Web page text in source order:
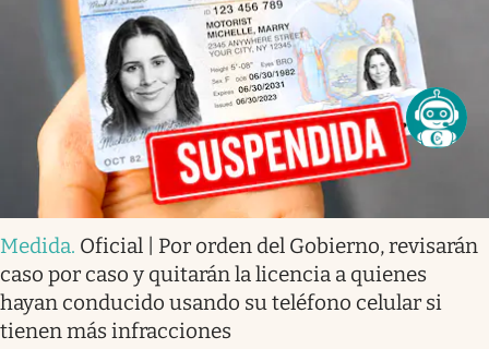
Medida. Oficial | Por orden del Gobierno, revisarán
caso por caso y quitarán la licencia a quienes
hayan conducido usando su teléfono celular si
tienen más infracciones